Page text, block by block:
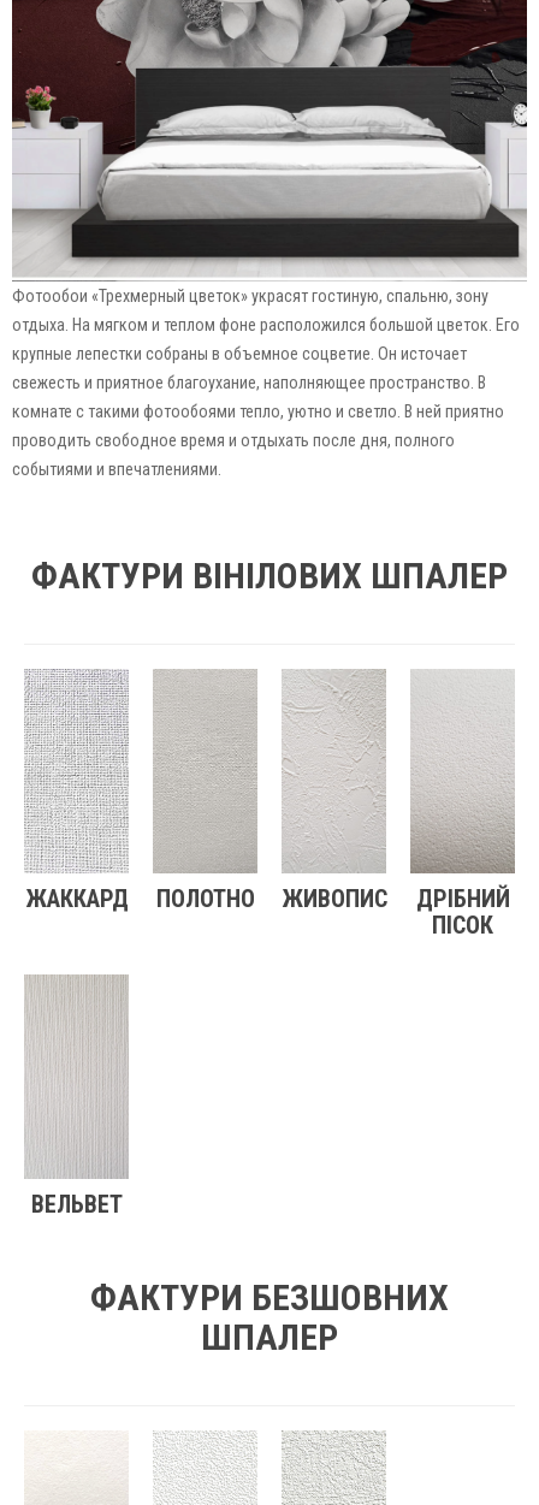
Фотообои «Трехмерный цветок» украсят гостиную, спальню, зону
отдыха. На мягком и теплом фоне расположился большой цветок. Его
крупные лепестки собраны в объемное соцветие. Он источает
свежесть и приятное благоухание, наполняющее пространство. В
комнате с такими фотообоями тепло, уютно и светло. В ней приятно
проводить свободное время и отдыхать после дня, полного
событиями и впечатлениями.
ФАКТУРИ ВІНІЛОВИХ ШПАЛЕР
ЖАККАРД ПОЛОТНО ЖИВОПИС
ДРІБНИЙ
ПІСОК
ВЕЛЬВЕТ
ФАКТУРИ БЕЗШОВНИХ
ШПАЛЕР